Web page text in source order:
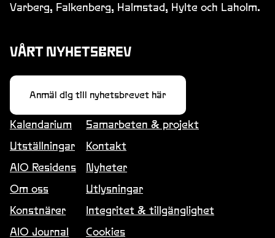
Varberg, Falkenberg, Halmstad, Hylte och Laholm.
VÅRT NYHETSBREV
Anmäl dig till nyhetsbrevet här
Kalendarium
Utställningar
AIO Residens
Om oss
Konstnärer
AIO Journal
Samarbeten & projekt
Kontakt
Nyheter
Utlysningar
Integritet & tillgänglighet
Cookies